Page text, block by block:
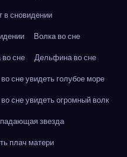
в сновидении
Волка во сне
сне
Дельфина во сне
сне увидеть голубое море
сне увидеть огромный волк
звезда
плач матери